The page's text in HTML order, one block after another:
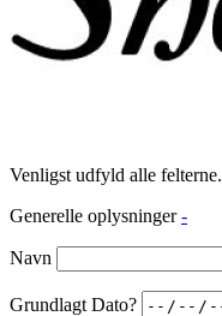
Venligst udfyld alle felterne.
Generelle oplysninger -
Navn
Grundlagt Dato?